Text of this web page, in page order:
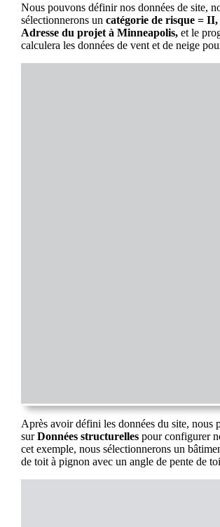
Nous pouvons définir nos données de site,
sélectionnerons un catégorie de risque = II,
Adresse du projet à Minneapolis, et le
calculera les données de vent et de neige
Après avoir défini les données du site, nous
surDonnées structurelles pour configurer
cet exemple, nous sélectionnerons un
de toit à pignon avec un angle de pente de